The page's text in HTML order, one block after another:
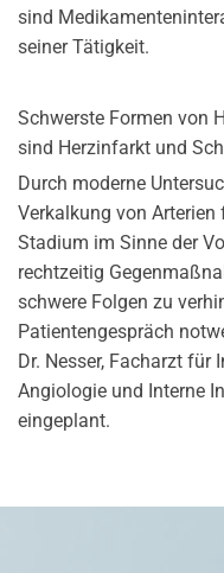
sind
seiner Tätigkeit.
Schwerste Formen von
sind Herzinfarkt und
Durch moderne
Verkalkung von
Stadium im Sinne der
rechtzeitig
schwere Folgen zu
Patientengespräch
Dr. Nesser, Facharzt für
Angiologie und Interne
eingeplant.